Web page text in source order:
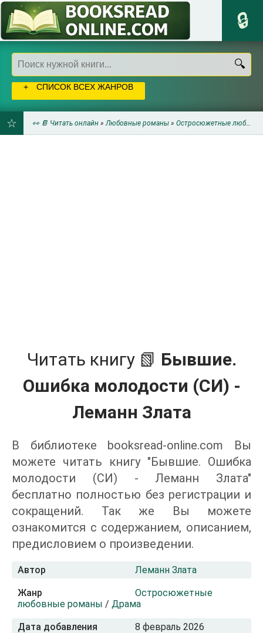
СПИСОК ВСЕХ ЖАНРОВ
👀 📔 Читать онлайн »Любовные романы » Остросюжетные любовные романы
Читать книгу 📗 Бывшие.
Ошибка молодости (СИ) -
Леманн Злата
В библиотеке booksread-online.com Вы
можете читать книгу "Бывшие. Ошибка
молодости (СИ) - Леманн Злата"
бесплатно полностью без регистрации и
сокращений. Так же Вы можете
ознакомится с содержанием, описанием,
предисловием о произведении.
Автор Леманн Злата
Жанр
Остросюжетные
любовные романы / Драма
Дата добавления 8 февраль 2026